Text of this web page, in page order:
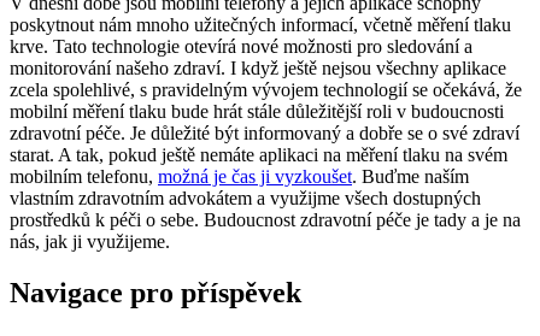
poskytnout nám mnoho užitečných informací, včetně měření tlaku
krve. Tato technologie otevírá nové možnosti pro sledování a
monitorování našeho zdraví. I když ještě nejsou všechny aplikace
zcela spolehlivé, s pravidelným vývojem technologií se očekává, že
mobilní měření tlaku bude hrát stále důležitější roli v budoucnosti
zdravotní péče. Je důležité být informovaný a dobře se o své zdraví
starat. A tak, pokud ještě nemáte aplikaci na měření tlaku na svém
mobilním telefonu, možná je čas ji vyzkoušet. Buďme naším
vlastním zdravotním advokátem a využijme všech dostupných
prostředků k péči o sebe. Budoucnost zdravotní péče je tady a je na
nás, jak ji využijeme.
Navigace pro příspěvek